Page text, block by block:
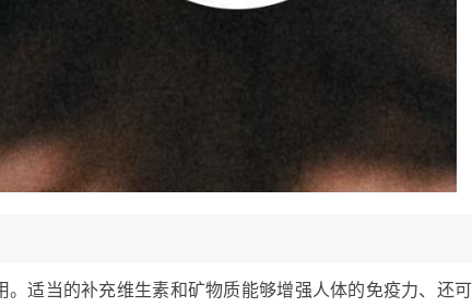
适当的补充维生素和矿物质能够增强人体的免疫力、还可